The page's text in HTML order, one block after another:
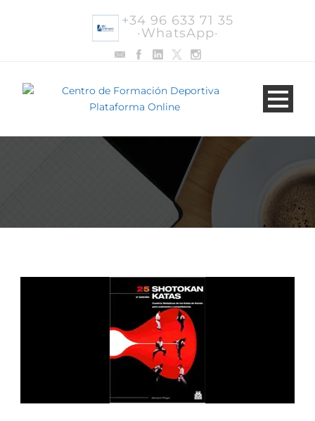
+34 96 633 71 35
·WhatsApp·